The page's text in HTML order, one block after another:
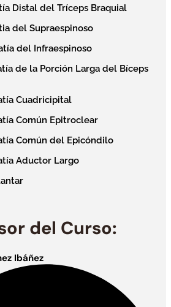
Distal del Tríceps Braquial
del Supraespinoso
del Infraespinoso
de la Porción Larga del Bíceps
Cuadricipital
Común Epitroclear
Común del Epicóndilo
Aductor Largo
del Curso:
Ibáñez